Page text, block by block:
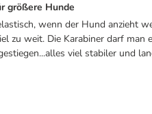
größere Hunde
wenn der Hund anzieht
zu weit. Die Karabiner darf
viel stabiler und